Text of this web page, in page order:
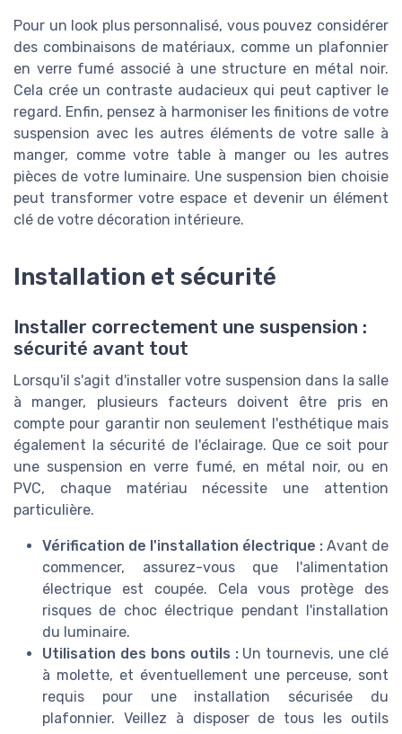
Pour un look plus personnalisé, vous pouvez considérer
des combinaisons de matériaux, comme un plafonnier
en verre fumé associé à une structure en métal noir.
Cela crée un contraste audacieux qui peut captiver le
regard. Enfin, pensez à harmoniser les finitions de votre
suspension avec les autres éléments de votre salle à
manger, comme votre table à manger ou les autres
pièces de votre luminaire. Une suspension bien choisie
peut transformer votre espace et devenir un élément
clé de votre décoration intérieure.
Installation et sécurité
Installer correctement une suspension :
sécurité avant tout
Lorsqu'il s'agit d'installer votre suspension dans la salle
à manger, plusieurs facteurs doivent être pris en
compte pour garantir non seulement l'esthétique mais
également la sécurité de l'éclairage. Que ce soit pour
une suspension en verre fumé, en métal noir, ou en
PVC, chaque matériau nécessite une attention
particulière.
Vérification de l'installation électrique : Avant de
commencer, assurez-vous que l'alimentation
électrique est coupée. Cela vous protège des
risques de choc électrique pendant l'installation
du luminaire.
Utilisation des bons outils :Un tournevis, une clé
à molette, et éventuellement une perceuse, sont
requis pour une installation sécurisée du
plafonnier. Veillez à disposer de tous les outils